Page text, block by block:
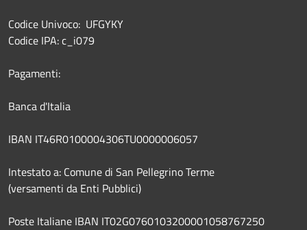
Codice Univoco: UFGYKY
Codice IPA: c_i079
Pagamenti:
Banca d'Italia
IBAN IT46R0100004306TU0000006057
Intestato a: Comune di San Pellegrino Terme
(versamenti da Enti Pubblici)
Poste Italiane IBAN IT02G0760103200001058767250